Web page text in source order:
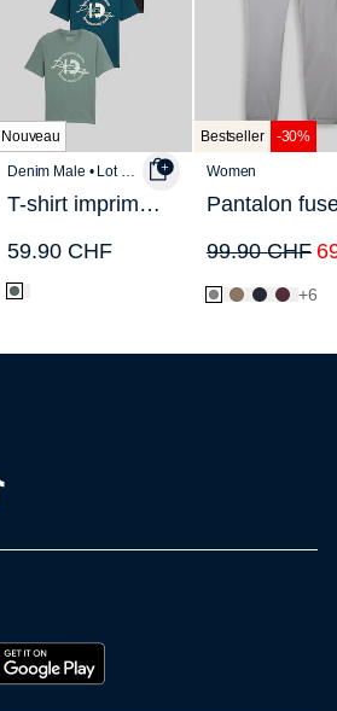
Nouveau
T-shirt imprimé, lot de 3
59.90 CHF
Bestseller -30%
Women
99.90 CHF
+6